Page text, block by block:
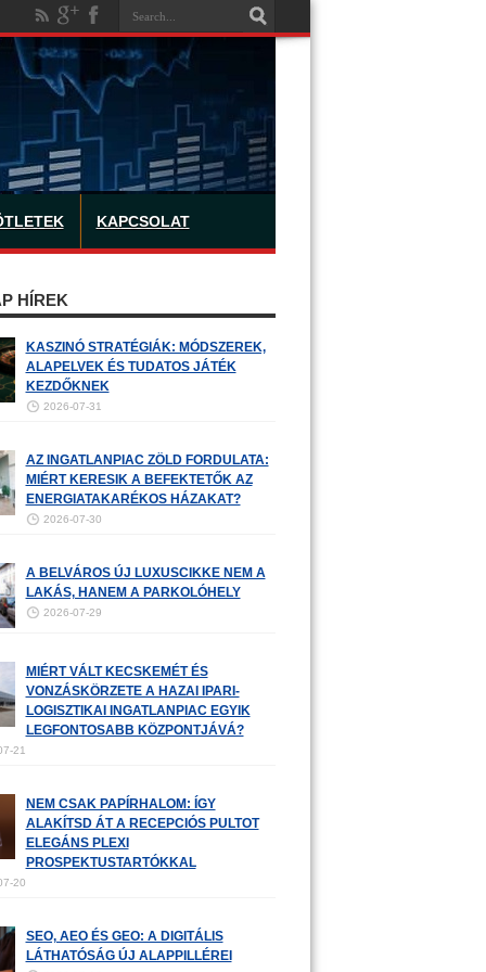
KAPCSOLAT
HÍREK
KASZINÓ STRATÉGIÁK: MÓDSZEREK,
ALAPELVEK ÉS TUDATOS JÁTÉK
KEZDŐKNEK
2026-07-31
AZ INGATLANPIAC ZÖLD FORDULATA:
MIÉRT KERESIK A BEFEKTETŐK AZ
ENERGIATAKARÉKOS HÁZAKAT?
2026-07-30
A BELVÁROS ÚJ LUXUSCIKKE NEM A
LAKÁS, HANEM A PARKOLÓHELY
2026-07-29
MIÉRT VÁLT KECSKEMÉT ÉS
VONZÁSKÖRZETE A HAZAI IPARI-
LOGISZTIKAI INGATLANPIAC EGYIK
LEGFONTOSABB KÖZPONTJÁVÁ?
21
NEM CSAK PAPÍRHALOM: ÍGY
ALAKÍTSD ÁT A RECEPCIÓS PULTOT
ELEGÁNS PLEXI
PROSPEKTUSTARTÓKKAL
20
SEO, AEO ÉS GEO: A DIGITÁLIS
LÁTHATÓSÁG ÚJ ALAPPILLÉREI